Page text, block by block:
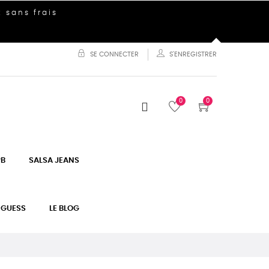
sans frais
SE CONNECTER S'ENREGISTRER
0 0
SALSA JEANS
GUESS LE BLOG